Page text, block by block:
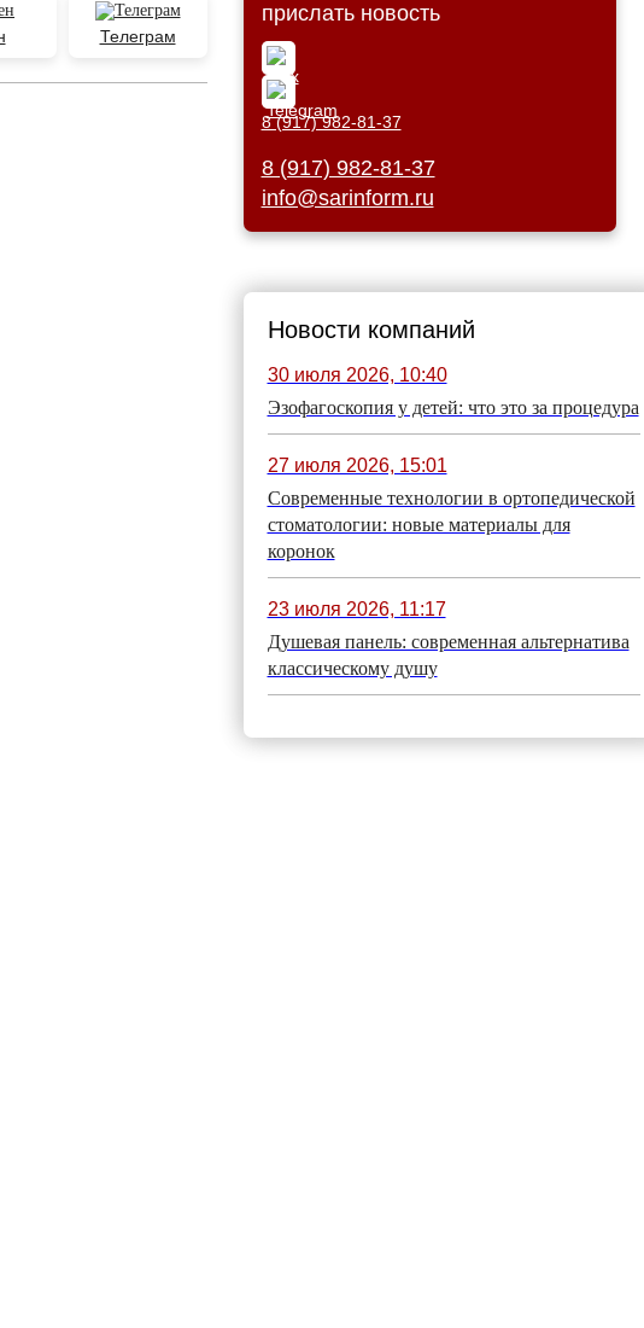
Телеграм
прислать новость
8 (917) 982-81-37
8 (917) 982-81-37
info@sarinform.ru
Новости компаний
30 июля 2026, 10:40
Эзофагоскопия у детей: что это за процедура
27 июля 2026, 15:01
Современные технологии в ортопедической
стоматологии: новые материалы для
коронок
23 июля 2026, 11:17
Душевая панель: современная альтернатива
классическому душу